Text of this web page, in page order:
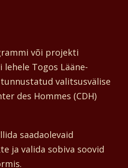
või projekti
Togos Lääne-
valitsusvälise
des Hommes (CDH)
saadaolevaid
ja valida sobiva soovid